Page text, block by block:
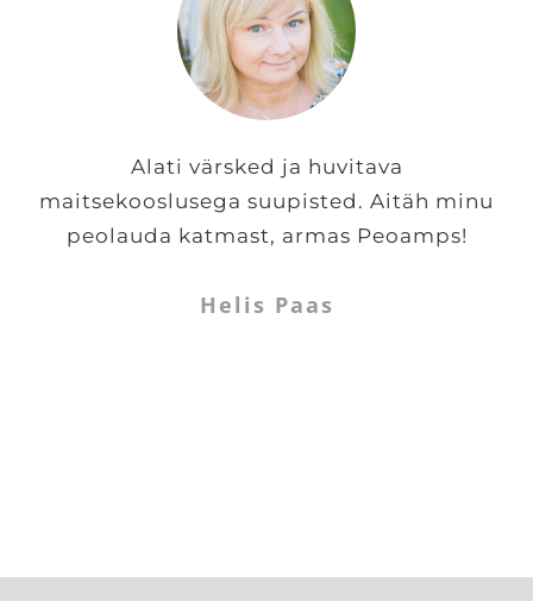
Alati värsked ja huvitava
maitsekooslusega suupisted. Aitäh minu
peolauda katmast, armas Peoamps!
Helis Paas